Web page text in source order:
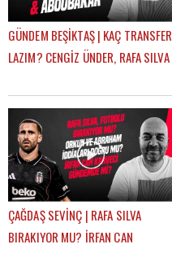
GÜNDEM BEŞİKTAŞ | KAÇ TRANSFER
LAZIM? CENGİZ ÜNDER, RAFA SILVA
SEVİNÇ
ÇAĞDAŞ SEVİNÇ | RAFA SILVA
BIRAKIYOR MU? İRFAN CAN